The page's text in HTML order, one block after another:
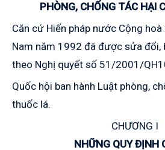
PHÒNG, CHỐNG TÁC HẠI
Căn cứ Hiến pháp nước Cộng
Nam năm 1992 đã được sửa đổi,
theo Nghị quyết số 51/2001/
Quốc hội ban hành Luật phòng,
thuốc lá.
CHƯƠNG I
NHỮNG QUY ĐỊNH